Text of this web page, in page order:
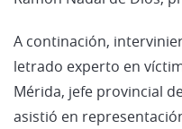
A continación,
letrado experto en
Mérida, jefe provincial
asistió en